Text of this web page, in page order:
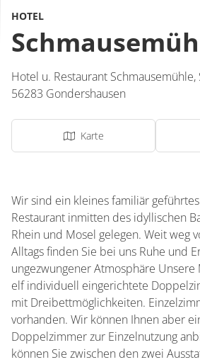
HOTEL
Hotel u. Restaurant Schmausemühle,
56283 Gondershausen
Karte
Wir sind ein kleines familiär
Restaurant inmitten des idyllischen
Rhein und Mosel gelegen. Weit weg
Alltags finden Sie bei uns Ruhe und
ungezwungener Atmosphäre
elf individuell eingerichtete
mit Dreibettmöglichkeiten.
vorhanden. Wir können Ihnen aber
Doppelzimmer zur Einzelnutzung
können Sie zwischen den zwei